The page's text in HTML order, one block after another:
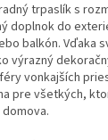
trpaslík s
doplnok do
balkón. Vďaka
výrazný
vonkajších
pre všetkých,